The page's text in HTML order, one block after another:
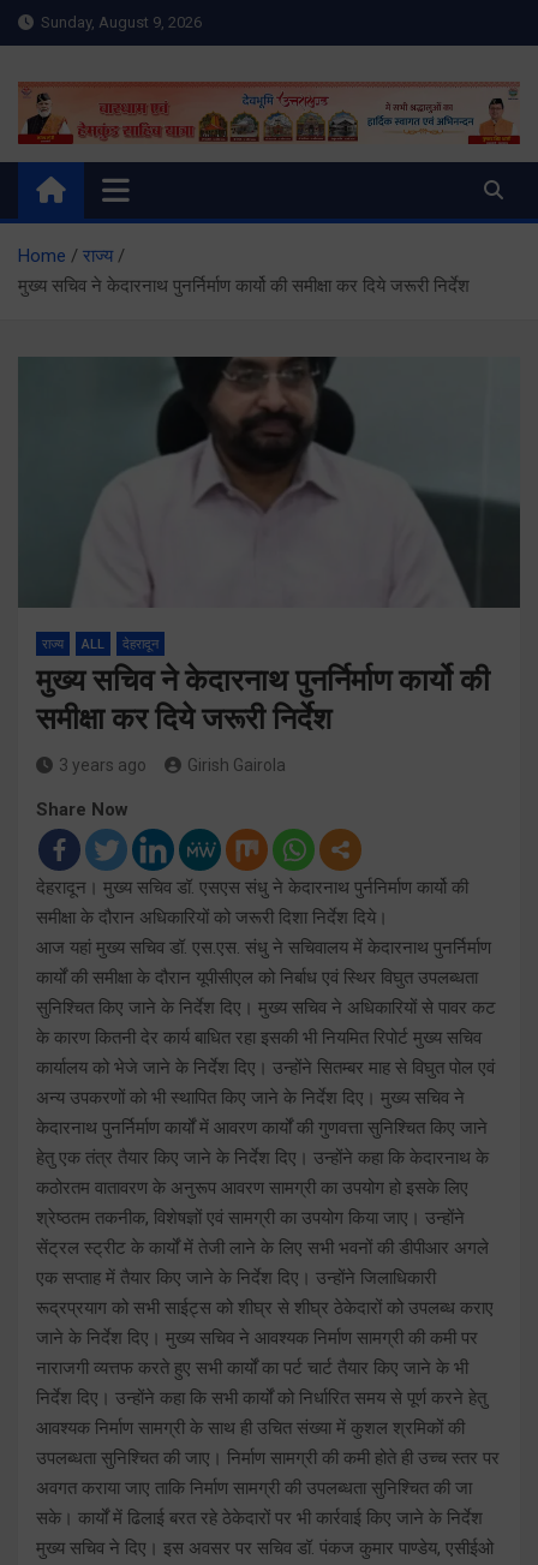
Skip
to
Sunday, August 9, 2026
Meru Raibar | Uttarakhand
News | Uttarkashi News
meruraibar.com
Home
राज्य
मुख्य सचिव ने केदारनाथ पुनर्निर्माण कार्यो की समीक्षा कर दिये जरूरी निर्देश
राज्य ALL देहरादून
मुख्य सचिव ने केदारनाथ पुनर्निर्माण कार्यो की
समीक्षा कर दिये जरूरी निर्देश
3 years ago Girish Gairola
Share Now
देहरादून। मुख्य सचिव डॉ. एसएस संधु ने केदारनाथ पुर्ननिर्माण कार्यो की
समीक्षा के दौरान अधिकारियों को जरूरी दिशा निर्देश दिये।
आज यहां मुख्य सचिव डॉ. एस.एस. संधु ने सचिवालय में केदारनाथ पुनर्निर्माण
कार्यों की समीक्षा के दौरान यूपीसीएल को निर्बाध एवं स्थिर विघुत उपलब्धता
सुनिश्चित किए जाने के निर्देश दिए। मुख्य सचिव ने अधिकारियों से पावर कट
के कारण कितनी देर कार्य बाधित रहा इसकी भी नियमित रिपोर्ट मुख्य सचिव
कार्यालय को भेजे जाने के निर्देश दिए। उन्होंने सितम्बर माह से विघुत पोल एवं
अन्य उपकरणों को भी स्थापित किए जाने के निर्देश दिए। मुख्य सचिव ने
केदारनाथ पुनर्निर्माण कार्यों में आवरण कार्यों की गुणवत्ता सुनिश्चित किए जाने
हेतु एक तंत्र तैयार किए जाने के निर्देश दिए। उन्होंने कहा कि केदारनाथ के
कठोरतम वातावरण के अनुरूप आवरण सामग्री का उपयोग हो इसके लिए
श्रेष्ठतम तकनीक, विशेषज्ञों एवं सामग्री का उपयोग किया जाए। उन्होंने
सेंट्रल स्ट्रीट के कार्यों में तेजी लाने के लिए सभी भवनों की डीपीआर अगले
एक सप्ताह में तैयार किए जाने के निर्देश दिए। उन्होंने जिलाधिकारी
रूद्रप्रयाग को सभी साईट्स को शीघ्र से शीघ्र ठेकेदारों को उपलब्ध कराए
जाने के निर्देश दिए। मुख्य सचिव ने आवश्यक निर्माण सामग्री की कमी पर
नाराजगी व्यत्तफ करते हुए सभी कार्यों का पर्ट चार्ट तैयार किए जाने के भी
निर्देश दिए। उन्होंने कहा कि सभी कार्यों को निर्धारित समय से पूर्ण करने हेतु
आवश्यक निर्माण सामग्री के साथ ही उचित संख्या में कुशल श्रमिकों की
उपलब्धता सुनिश्चित की जाए। निर्माण सामग्री की कमी होते ही उच्च स्तर पर
अवगत कराया जाए ताकि निर्माण सामग्री की उपलब्धता सुनिश्चित की जा
सके। कार्यों में ढिलाई बरत रहे ठेकेदारों पर भी कार्रवाई किए जाने के निर्देश
मुख्य सचिव ने दिए। इस अवसर पर सचिव डॉ. पंकज कुमार पाण्डेय, एसीईओ